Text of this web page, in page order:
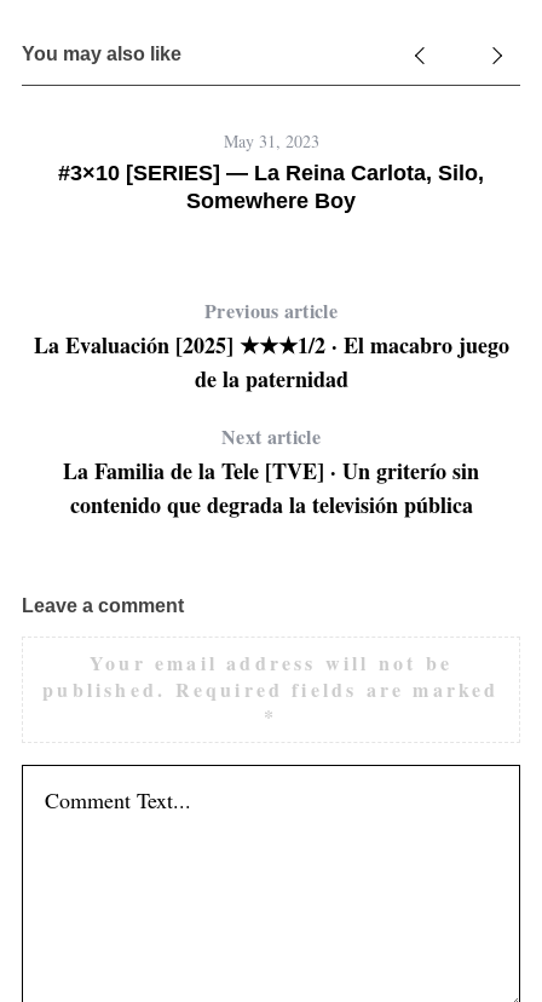
You may also like
May 31, 2023
#3×10 [SERIES] — La Reina Carlota, Silo,
Somewhere Boy
Previous article
La Evaluación [2025] ★★★1/2 · El macabro juego
de la paternidad
Next article
La Familia de la Tele [TVE] · Un griterío sin
contenido que degrada la televisión pública
Leave a comment
Your email address will not be
published. Required fields are marked
*